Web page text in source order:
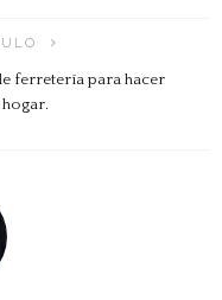
ferretería para hacer